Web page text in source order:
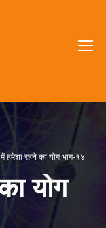
हमेशा रहने का योग भाग-१४
योग